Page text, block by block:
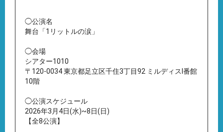
◯公演名
舞台「1リットルの涙」
◯会場
シアター1010
〒120-0034 東京都足立区千住3丁目92 ミルディスI番館
10階
◯公演スケジュール
2026年3月4日(水)~8日(日)
【全8公演】